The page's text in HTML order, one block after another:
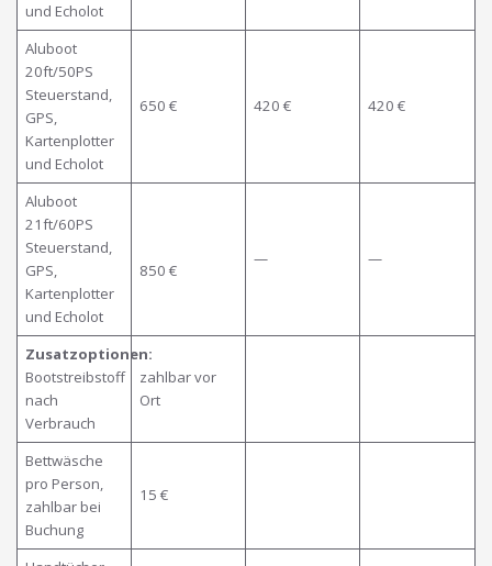
und Echolot
Aluboot
20ft/50PS
Steuerstand,
GPS,
Kartenplotter
und Echolot
650 € 420 € 420 €
Aluboot
21ft/60PS
Steuerstand,
GPS,
Kartenplotter
und Echolot
850 €
— —
Zusatzoptionen:
Bootstreibstoff
nach
Verbrauch
zahlbar vor
Ort
Bettwäsche
pro Person,
zahlbar bei
Buchung
15 €